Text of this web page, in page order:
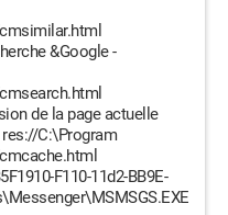
&Google -
de la page actuelle
C:\Program
F110-11d2-BB9E-